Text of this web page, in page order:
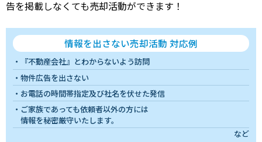
告を掲載しなくても売却活動ができます！
情報を出さない売却活動 対応例
『不動産会社』とわからないよう訪問
物件広告を出さない
お電話の時間帯指定及び社名を伏せた発信
ご家族であっても依頼者以外の方には
情報を秘密厳守いたします。
など